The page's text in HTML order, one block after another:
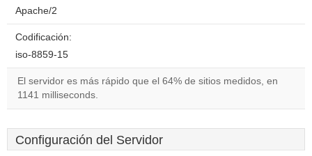
Apache/2
Codificación:
iso-8859-15
El servidor es más rápido que el 64% de sitios medidos, en
1141 milliseconds.
Configuración del Servidor